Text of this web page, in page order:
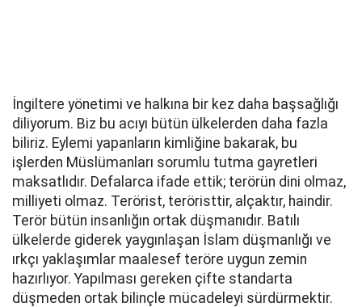
İngiltere yönetimi ve halkına bir kez daha başsağlığı
diliyorum. Biz bu acıyı bütün ülkelerden daha fazla
biliriz. Eylemi yapanların kimliğine bakarak, bu
işlerden Müslümanları sorumlu tutma gayretleri
maksatlıdır. Defalarca ifade ettik; terörün dini olmaz,
milliyeti olmaz. Terörist, teröristtir, alçaktır, haindir.
Terör bütün insanlığın ortak düşmanıdır. Batılı
ülkelerde giderek yaygınlaşan İslam düşmanlığı ve
ırkçı yaklaşımlar maalesef teröre uygun zemin
hazırlıyor. Yapılması gereken çifte standarta
düşmeden ortak bilinçle mücadeleyi sürdürmektir.